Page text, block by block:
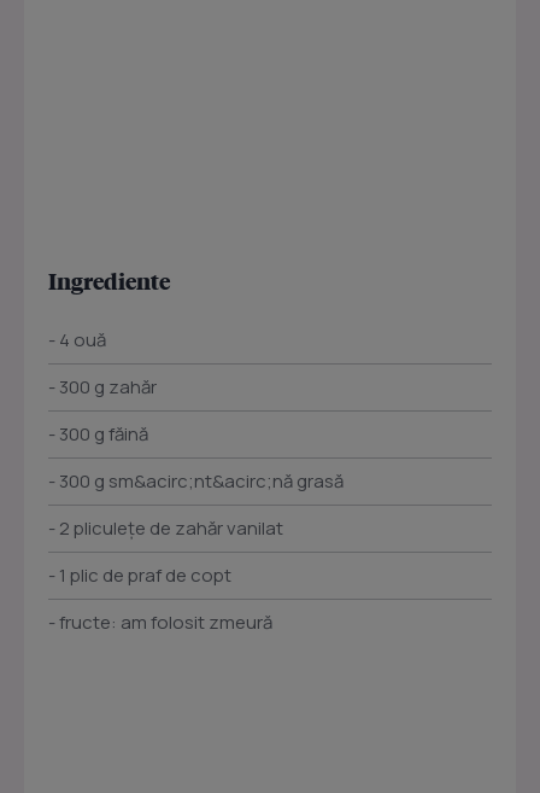
Ingrediente
- 4 ouă
- 300 g zahăr
- 300 g făină
- 300 g sm&acirc;nt&acirc;nă grasă
- 2 pliculețe de zahăr vanilat
- 1 plic de praf de copt
- fructe: am folosit zmeură